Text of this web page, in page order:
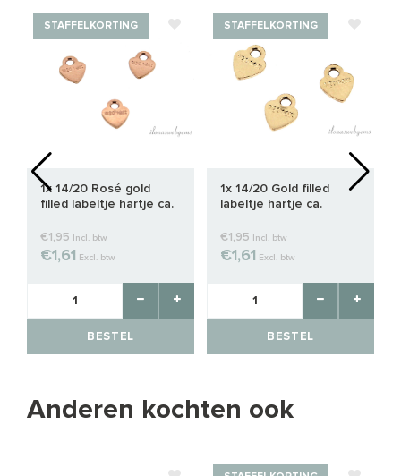
STAFFELKORTING
1x 14/20 Rosé gold
filled labeltje hartje ca.
€1,95 Incl. btw
€1,61 Excl. btw
BESTEL
STAFFELKORTING
1x 14/20 Gold filled
labeltje hartje ca.
€1,95 Incl. btw
€1,61 Excl. btw
BESTEL
Anderen kochten ook